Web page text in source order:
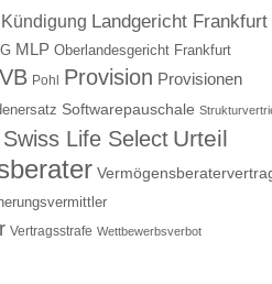
Kündigung Landgericht Frankfurt
MLP Oberlandesgericht Frankfurt
Pohl Provision Provisionen
Softwarepauschale
Swiss Life Select Urteil
Vertragsstrafe Wettbewerbsverbot